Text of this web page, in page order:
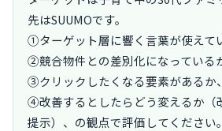
先はSUUMOです。
①ターゲット層に響く言葉が使えて
②競合物件との差別化になっている
③クリックしたくなる要素があるか、
④改善するとしたらどう変えるか（
提示）、の観点で評価してください。